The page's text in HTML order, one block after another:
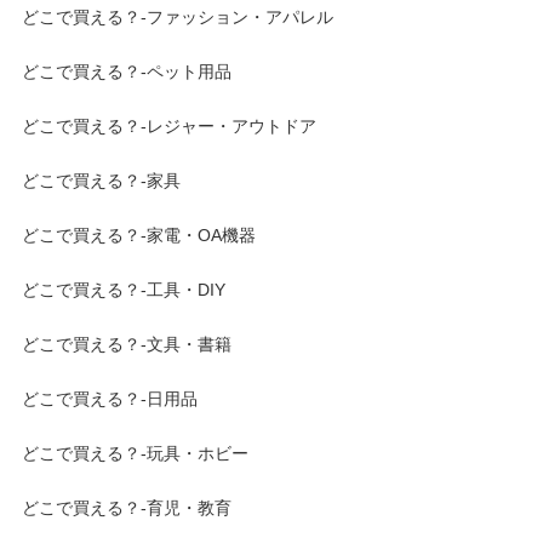
どこで買える？-ファッション・アパレル
どこで買える？-ペット用品
どこで買える？-レジャー・アウトドア
どこで買える？-家具
どこで買える？-家電・OA機器
どこで買える？-工具・DIY
どこで買える？-文具・書籍
どこで買える？-日用品
どこで買える？-玩具・ホビー
どこで買える？-育児・教育